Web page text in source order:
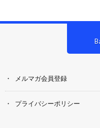
メルマガ会員登録
プライバシーポリシー